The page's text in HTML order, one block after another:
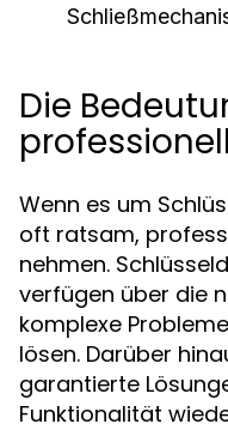
Die
Wenn es um
oft ratsam,
nehmen.
verfügen über die
komplexe
lösen. Darüber
garantierte
Funktionalität